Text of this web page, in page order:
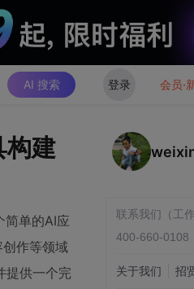
AI 搜索 登录 会员·
构建
简单的AI应
作等领域
提供一个完
联系我们（工
400-660-0108
关于我们 招